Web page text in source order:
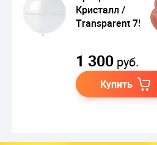
Кристалл /
Transparent 75 см
1 300 руб.
Купить